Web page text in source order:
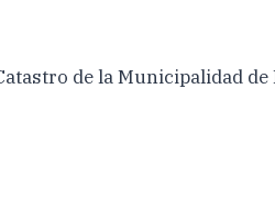
de la Municipalidad de